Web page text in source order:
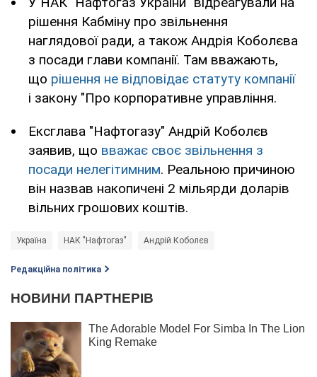
рішення Кабміну про звільнення
наглядової ради, а також Андрія Коболєва
з посади глави компанії. Там вважають,
що рішення не відповідає статуту компанії
і закону "Про корпоративне управління.
Ексглава "Нафтогазу" Андрій Коболєв
заявив, що вважає своє звільнення з
посади нелегітимним. Реальною причиною
він назвав накопичені 2 мільярди доларів
вільних грошових коштів.
Україна НАК "Нафтогаз" Андрій Коболєв
Редакційна політика